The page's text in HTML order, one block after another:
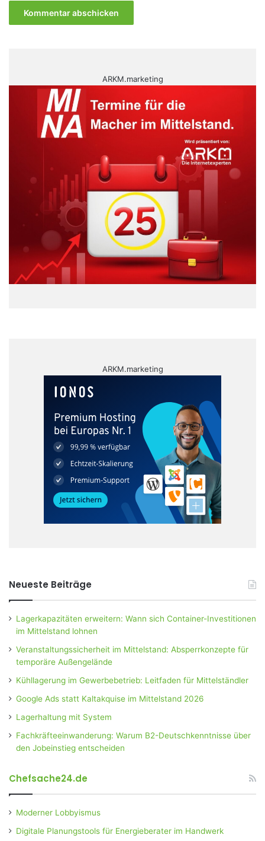
ARKM.marketing
ARKM.marketing
Neueste Beiträge
Lagerkapazitäten erweitern: Wann sich Container-Investitionen
im Mittelstand lohnen
Veranstaltungssicherheit im Mittelstand: Absperrkonzepte für
temporäre Außengelände
Kühllagerung im Gewerbebetrieb: Leitfaden für Mittelständler
Google Ads statt Kaltakquise im Mittelstand 2026
Lagerhaltung mit System
Fachkräfteeinwanderung: Warum B2-Deutschkenntnisse über
den Jobeinstieg entscheiden
Chefsache24.de
Moderner Lobbyismus
Digitale Planungstools für Energieberater im Handwerk